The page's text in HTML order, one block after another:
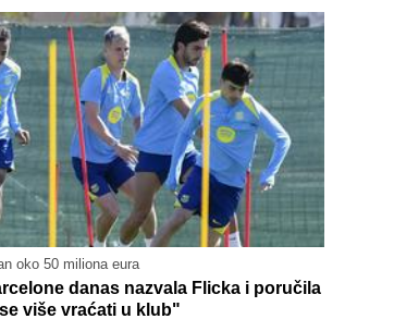
oko 50 miliona eura
danas nazvala Flicka i poručila
više vraćati u klub"